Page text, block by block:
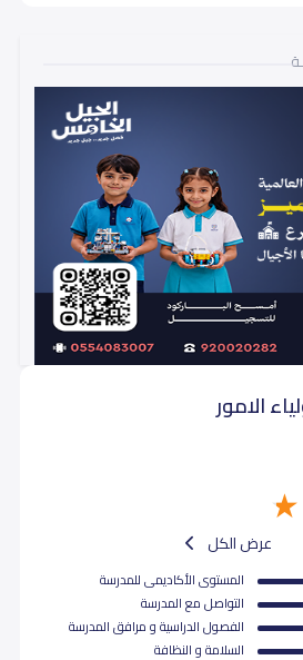
الامور
عرض الكل
المستوى اﻷكاديمى للمدرسة
التواصل مع المدرسة
الفصول الدراسية و مرافق المدرسة
السلامة و النظافة